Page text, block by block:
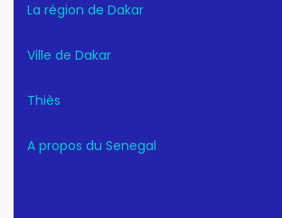
La région de Dakar
Ville de Dakar
Thiès
A propos du Senegal